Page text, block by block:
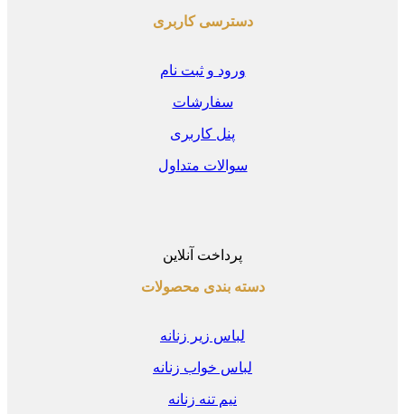
دسترسی کاربری
ورود و ثبت نام
سفارشات
پنل کاربری
سوالات متداول
پرداخت آنلاین
دسته بندی محصولات
لباس زیر زنانه
لباس خواب زنانه
نیم تنه زنانه